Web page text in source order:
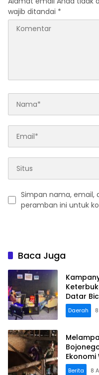
wajib ditandai *
Simpan nama, email,
peramban ini untuk
Baca Juga
Datar
Daerah
Berita 8